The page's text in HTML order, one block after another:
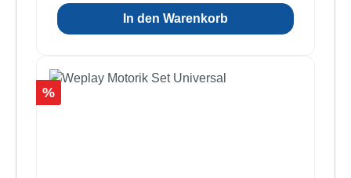
In den Warenkorb
Rabatt
%